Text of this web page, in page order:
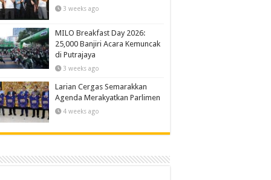
3 weeks ago
MILO Breakfast Day 2026:
25,000 Banjiri Acara Kemuncak
di Putrajaya
3 weeks ago
Larian Cergas Semarakkan
Agenda Merakyatkan Parlimen
4 weeks ago